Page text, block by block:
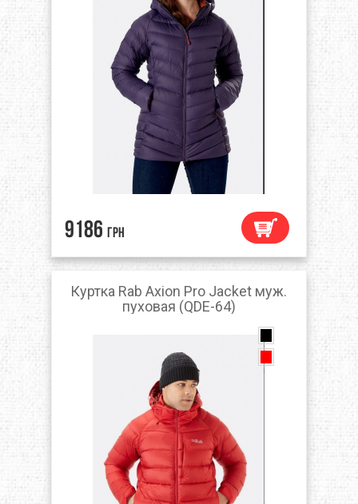
9186 грн
Куртка Rab Axion Pro Jacket муж.
пуховая (QDE-64)